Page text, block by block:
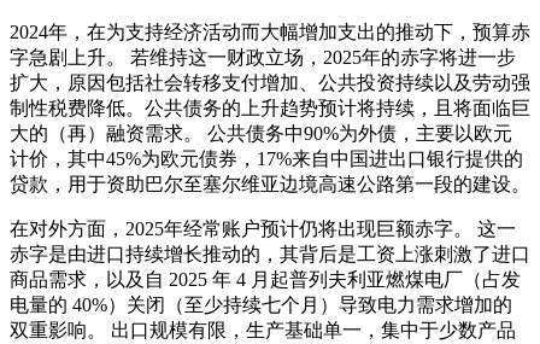
2024年，在为支持经济活动而大幅增加支出的推动下，预算赤
字急剧上升。 若维持这一财政立场，2025年的赤字将进一步
扩大，原因包括社会转移支付增加、公共投资持续以及劳动强
制性税费降低。公共债务的上升趋势预计将持续，且将面临巨
大的（再）融资需求。 公共债务中90%为外债，主要以欧元
计价，其中45%为欧元债券，17%来自中国进出口银行提供的
贷款，用于资助巴尔至塞尔维亚边境高速公路第一段的建设。
在对外方面，2025年经常账户预计仍将出现巨额赤字。 这一
赤字是由进口持续增长推动的，其背后是工资上涨刺激了进口
商品需求，以及自 2025 年 4 月起普列夫利亚燃煤电厂（占发
电量的 40%）关闭（至少持续七个月）导致电力需求增加的
双重影响。 出口规模有限，生产基础单一，集中于少数产品